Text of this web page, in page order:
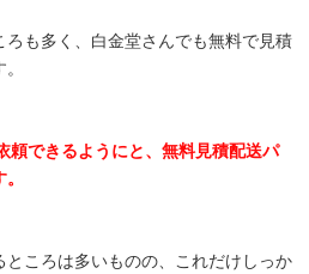
も多く、白金堂さんでも無料で見積
頼できるようにと、無料見積配送パ
ころは多いものの、これだけしっか